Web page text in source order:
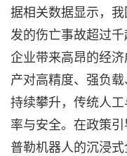
据相关数据显示，
发的伤亡事故超过
企业带来高昂的经
产对高精度、强负
持续攀升，传统人
率与安全。在政策
普勒机器人的沉浸